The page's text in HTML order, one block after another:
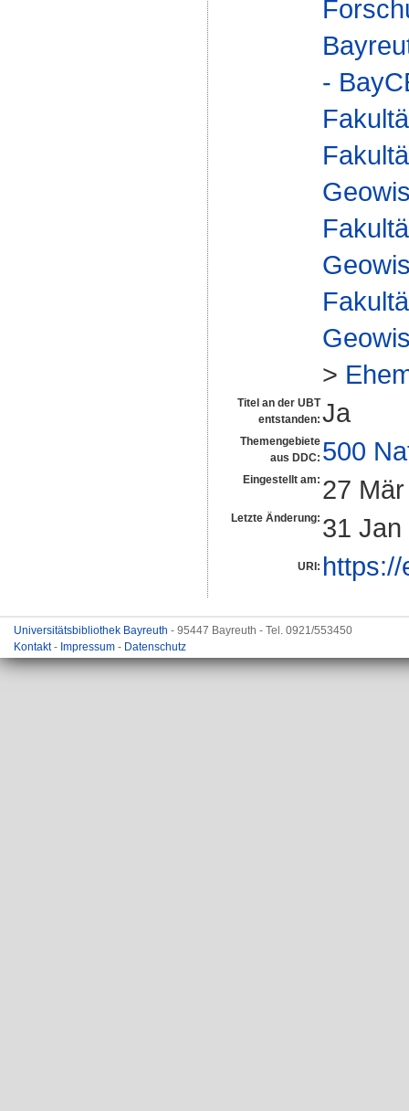
-
>
Titel an der UBT
entstanden: Ja
Themengebiete
aus DDC: 500
Eingestellt am: 27
Letzte Änderung: 31
URI:
Universitätsbibliothek Bayreuth - 95447 Bayreuth - Tel. 0921/553450
Kontakt- Impressum - Datenschutz